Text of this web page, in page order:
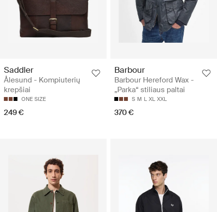
Saddler
Ålesund - Kompiuterių
krepšiai
ONE SIZE
249 €
Barbour
Barbour Hereford Wax -
„Parka“ stiliaus paltai
S M L XL XXL
370 €